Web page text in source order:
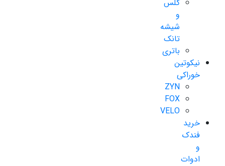
گلس
و
شیشه
تانک
باتری
نیکوتین
خوراکی
ZYN
FOX
VELO
خرید
فندک
و
ادوات